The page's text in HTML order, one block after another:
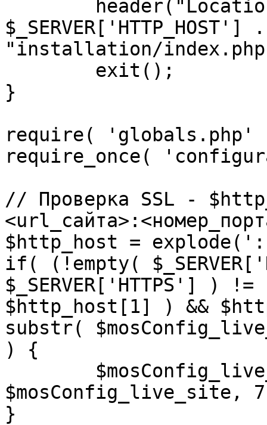
"installation/
}
require(
require_once(
// Проверка SSL -
$http_host = explode(':',
if( (!empty(
$_SERVER['HTTPS']
$http_host[1] ) &&
substr(
) {
$mosConfig_live_site,
}